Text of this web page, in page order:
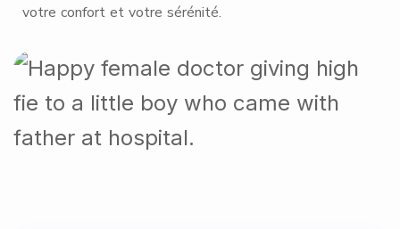
votre confort et votre sérénité.